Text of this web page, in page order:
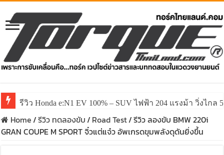
รีวิว ลองขับ All New GWM HAVAL H6 ปรับโฉมหน้าใหม่
Home/รีวิว ทดลองขับ/ Road Test/รีวิว ลองขับ BMW 220i
GRAN COUPE M SPORT จิ๋วแต่แจ๋ว อัพเกรดขุมพลังดุดันยิ่งขึ้น